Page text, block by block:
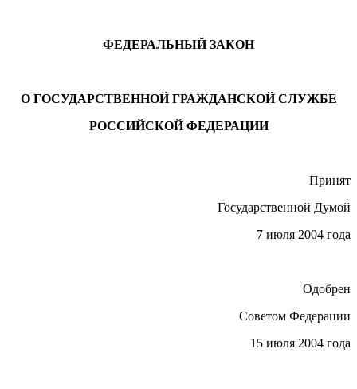
ФЕДЕРАЛЬНЫЙ ЗАКОН
О ГОСУДАРСТВЕННОЙ ГРАЖДАНСКОЙ СЛУЖБЕ
РОССИЙСКОЙ ФЕДЕРАЦИИ
Принят
Государственной Думой
7 июля 2004 года
Одобрен
Советом Федерации
15 июля 2004 года